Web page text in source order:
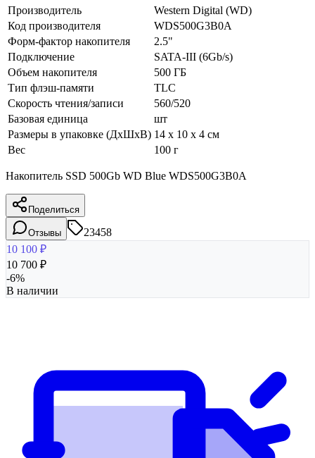
Производитель
Western Digital (WD)
Код производителя
WDS500G3B0A
Форм-фактор накопителя
2.5"
Подключение
SATA-III (6Gb/s)
Объем накопителя
500 ГБ
Тип флэш-памяти
TLC
Скорость чтения/записи
560/520
Базовая единица
шт
Размеры в упаковке (ДхШхВ) 14 x 10 x 4 см
Вес
100 г
Накопитель SSD 500Gb WD Blue WDS500G3B0A
Поделиться
Отзывы
23458
10 100 ₽
10 700 ₽
-6%
В наличии